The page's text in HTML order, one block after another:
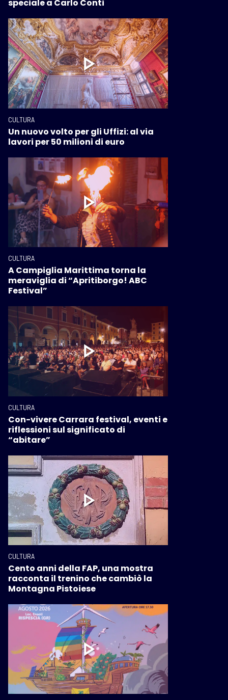
speciale a Carlo Conti
CULTURA
Un nuovo volto per gli Uffizi: al via
lavori per 50 milioni di euro
CULTURA
A Campiglia Marittima torna la
meraviglia di “Apritiborgo! ABC
Festival”
CULTURA
Con-vivere Carrara festival, eventi e
riflessioni sul significato di
“abitare”
CULTURA
Cento anni della FAP, una mostra
racconta il trenino che cambiò la
Montagna Pistoiese